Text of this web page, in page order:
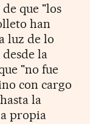
que "los
han
luz de lo
la
"no fue
con cargo
la
propia